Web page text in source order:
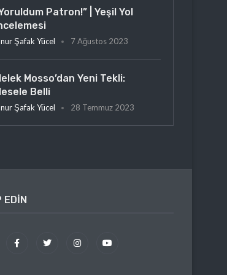
Patron!” | Yeşil Yol
Şafak Yücel 7 Ağustos 2023
Mosso’dan Yeni Tekli:
Belli
Şafak Yücel 28 Temmuz 2023
EDIN